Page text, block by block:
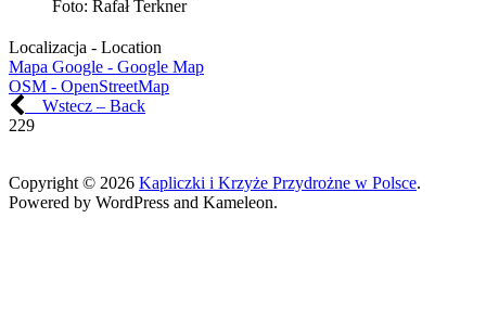
Foto: Rafał Terkner
Localizacja - Location
Mapa Google - Google Map
OSM - OpenStreetMap
Wstecz – Back
229
Copyright © 2026 Kapliczki i Krzyże Przydrożne w Polsce.
Powered by WordPress and Kameleon.